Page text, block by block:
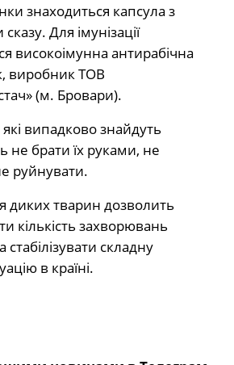
знаходиться капсула з
Для імунізації
високоімунна антирабічна
виробник ТОВ
(м. Бровари).
які випадково знайдуть
не брати їх руками, не
руйнувати.
диких тварин дозволить
кількість захворювань
стабілізувати складну
в країні.